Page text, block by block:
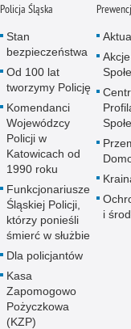
Policja Śląska
Stan
bezpieczeństwa
Od 100 lat
tworzymy Policję
Komendanci
Wojewódzcy
Policji w
Katowicach od
1990 roku
Funkcjonariusze
Śląskiej Policji,
którzy ponieśli
śmierć w służbie
Dla policjantów
Kasa
Zapomogowo
Pożyczkowa
(KZP)
i